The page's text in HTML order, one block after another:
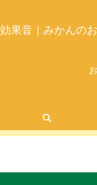
果音｜みかんの